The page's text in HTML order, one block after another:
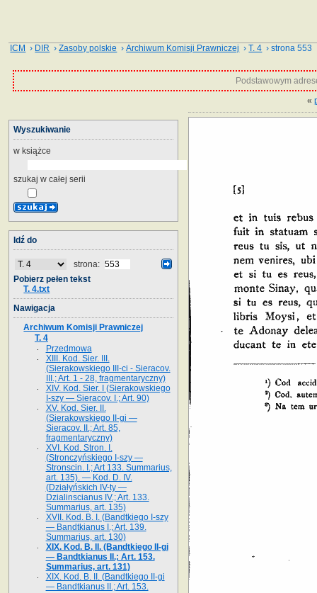
ICM › DIR ›Zasoby polskie ›Archiwum Komisji Prawniczej ›T. 4 › strona 553
Podstawowym
«
Wyszukiwanie
w książce
szukaj w całej serii
Idź do
strona:
Pobierz pełen tekst
T. 4.txt
Nawigacja
Archiwum Komisji Prawniczej
T. 4
Przedmowa
XIII. Kod. Sier. III.
(Sierakowskiego III-ci - Sieracov.
III.; Art. 1 - 28, fragmentaryczny)
XIV. Kod. Sier. I (Sierakowskiego
I-szy — Sieracov. I.; Art. 90)
XV. Kod. Sier. II.
(Sierakowskiego II-gi —
Sieracov. II.; Art. 85,
fragmentaryczny)
XVI. Kod. Stron. I.
(Stronczyńskiego I-szy —
Stronscin. I.; Art 133. Summarius,
art. 135). — Kod. D. IV.
(Działyńskich IV-ty —
Dzialinscianus IV.; Art. 133.
Summarius, art. 135)
XVII. Kod. B. I. (Bandtkiego I-szy
— Bandtkianus I.; Art. 139.
Summarius, art. 130)
XIX. Kod. B. II. (Bandtkiego II-gi
— Bandtkianus II.; Art. 153.
Summarius, art. 131)
XIX. Kod. B. II. (Bandtkiego II-gi
— Bandtkianus II.; Art. 153.